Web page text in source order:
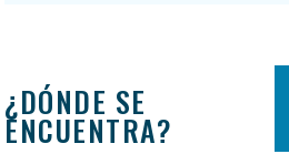
¿DÓNDE SE
ENCUENTRA?